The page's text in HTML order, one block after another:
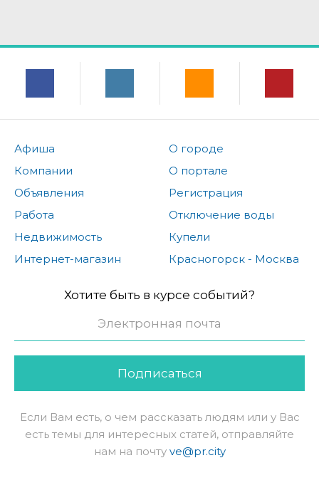
Афиша
Компании
Объявления
Работа
Недвижимость
Интернет-магазин
О городе
О портале
Регистрация
Отключение воды
Купели
Красногорск - Москва
Хотите быть в курсе событий?
Подписаться
Если Вам есть, о чем рассказать людям или у Вас
есть темы для интересных статей, отправляйте
нам на почту ve@pr.city